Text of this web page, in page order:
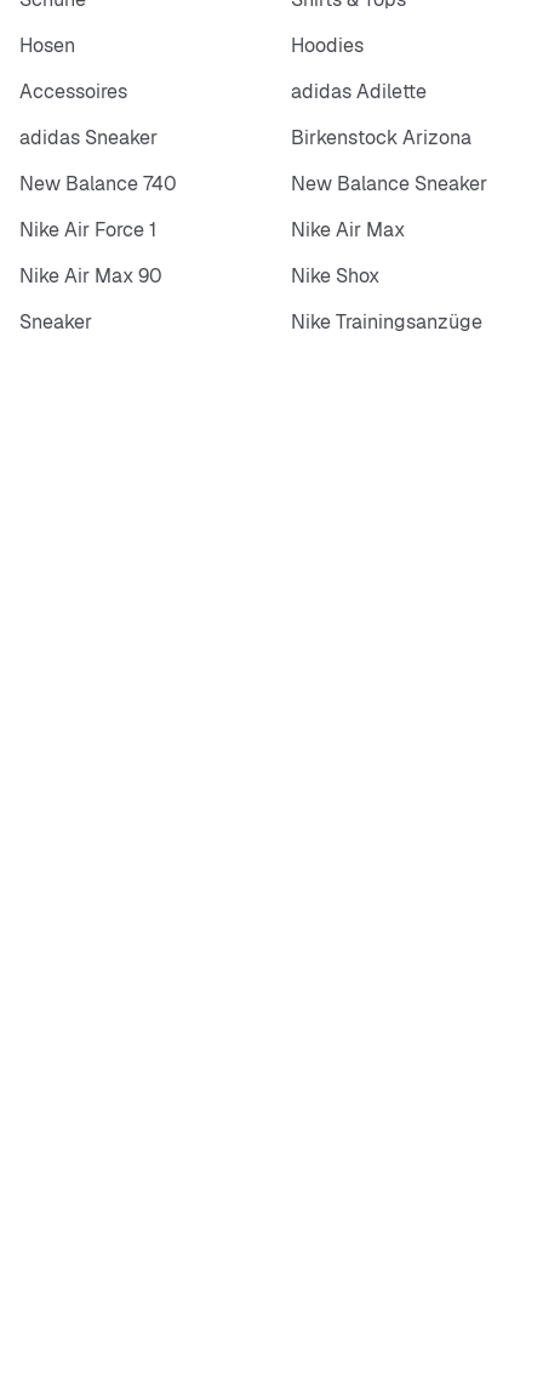
Hosen
Hoodies
Accessoires
adidas Adilette
adidas Sneaker
Birkenstock Arizona
New Balance 740
New Balance Sneaker
Nike Air Force 1
Nike Air Max
Nike Air Max 90
Nike Shox
Sneaker
Nike Trainingsanzüge